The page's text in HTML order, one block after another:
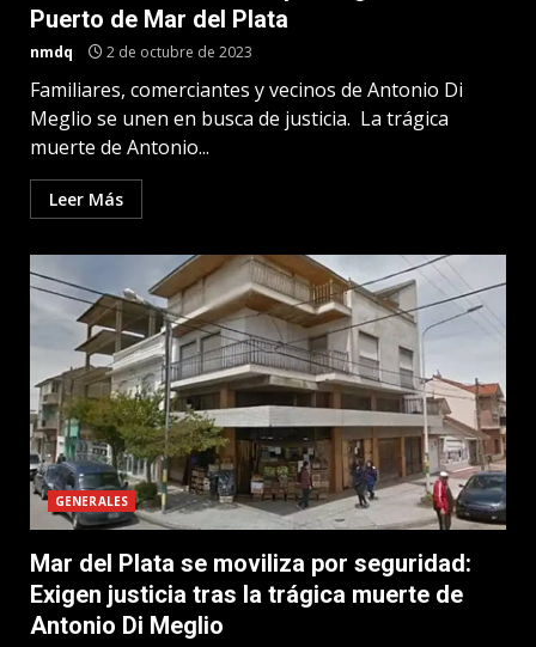
Puerto de Mar del Plata
nmdq 2 de octubre de 2023
Familiares, comerciantes y vecinos de Antonio Di
Meglio se unen en busca de justicia. La trágica
muerte de Antonio...
Leer Más
GENERALES
Mar del Plata se moviliza por seguridad:
Exigen justicia tras la trágica muerte de
Antonio Di Meglio